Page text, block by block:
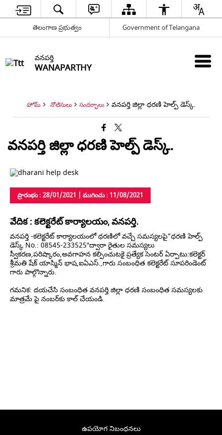
తెలంగాణ ప్రభుత్వం Government of Telangana
వనపర్తి
WANAPARTHY
హోమ్ నోటిసులు సందర్భాలు వనపర్తి జిల్లా ధరణి హెల్ప్ డెస్క్.
వనపర్తి జిల్లా ధరణి హెల్ప్ డెస్క్.
ప్రారంభం : 28/01/2021 | ముగించు : 11/08/2021
వేదిక : కలెక్టరేట్ కార్యాలయం, వనపర్తి.
వనపర్తి -కలెక్టరేట్ కార్యాలయంలో ధరణిలో వచ్చే సమస్యలపై”ధరణి హెల్ప్
డెస్క్ No.: 08545-233525″ద్వారా రైతుల సమస్యలు
స్వీకరణ,పరిష్కారం,అవగాహన కల్పించుటకై ప్రత్యేక సెంటర్ ఏర్పాటు:కలెక్టర్
శ్రీమతి షేక్ యాస్మిన్ భాష,ఐఏఎస్.,గారు సంబంధిత కలెక్టరేట్ సూపరిండెంట్
గారు పాల్గొన్నారు.
గమనిక: దయచేసి సంబంధిత వనపర్తి జిల్లా ధరణి సంబంధిత సమస్యలకు
మాత్రమే పై నంబర్‌కు కాల్ చేయండి.
ఉపయోగ నిబంధనలు